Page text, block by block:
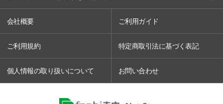
会社概要 ご利用ガイド
ご利用規約 特定商取引法に基づく表記
個人情報の取り扱いについて お問い合わせ